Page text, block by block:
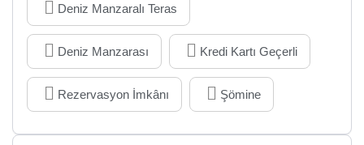
Deniz Manzaralı Teras
Deniz Manzarası Kredi Kartı Geçerli
Rezervasyon İmkânı Şömine